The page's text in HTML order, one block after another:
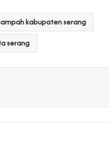
kabupaten serang
serang